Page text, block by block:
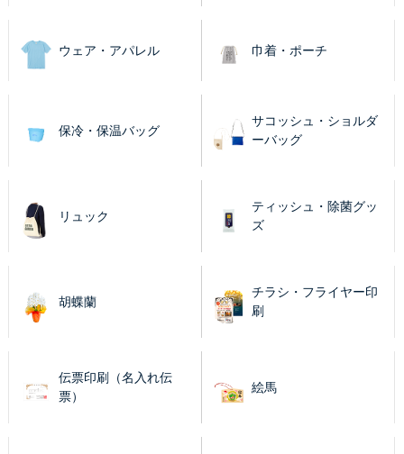
ウェア・アパレル 巾着・ポーチ
保冷・保温バッグ
サコッシュ・ショルダ
ーバッグ
リュック
ティッシュ・除菌グッ
ズ
胡蝶蘭
チラシ・フライヤー印
刷
伝票印刷（名入れ伝
票）
絵馬